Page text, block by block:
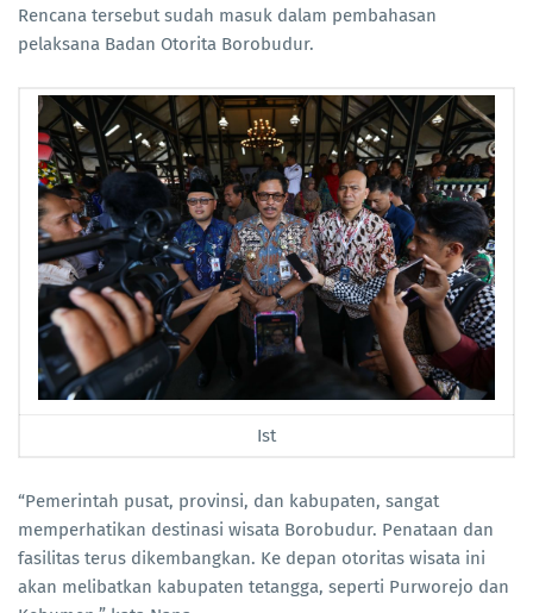
Rencana tersebut sudah masuk dalam pembahasan
pelaksana Badan Otorita Borobudur.
Ist
“Pemerintah pusat, provinsi, dan kabupaten, sangat
memperhatikan destinasi wisata Borobudur. Penataan dan
fasilitas terus dikembangkan. Ke depan otoritas wisata ini
akan melibatkan kabupaten tetangga, seperti Purworejo dan